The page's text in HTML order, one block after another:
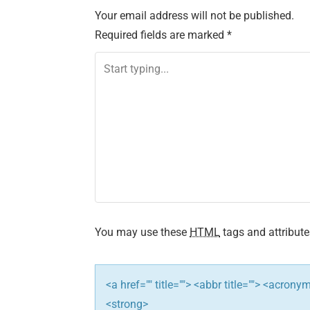
s
t
n
g
a
t
Your email address will not be published.
Required fields are marked *
You may use these HTML tags and
<a href="" title=""> <abbr title="">
<strong>